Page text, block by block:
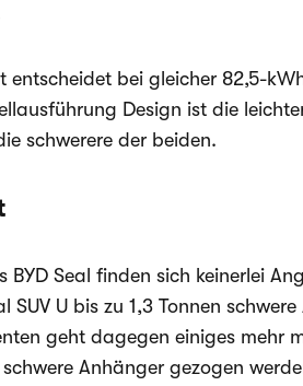
entscheidet bei gleicher 82,5-
Design ist die
schwerere der beiden.
BYD Seal finden sich keinerlei
SUV U bis zu 1,3 Tonnen
geht dagegen einiges mehr
schwere Anhänger gezogen